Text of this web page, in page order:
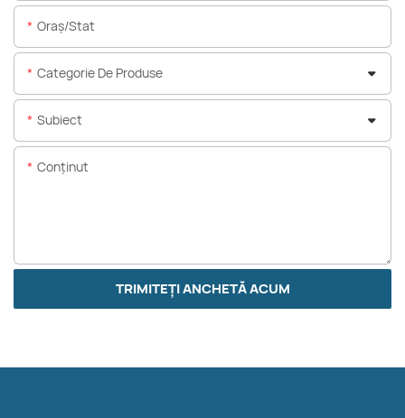
Oraș/stat
Categorie De Produse
Subiect
Conţinut
TRIMITEȚI ANCHETĂ ACUM